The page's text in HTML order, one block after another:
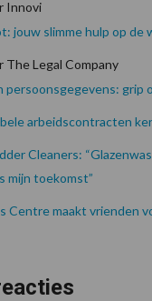
Innovi
jouw slimme hulp op de
The Legal Company
persoonsgegevens: grip
arbeidscontracten
Cleaners:
mijn toekomst”
Centre maakt vrienden